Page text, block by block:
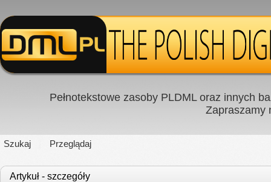
Pełnotekstowe zasoby PLDML oraz innych
Zapraszamy
Szukaj Przeglądaj
Artykuł - szczegóły